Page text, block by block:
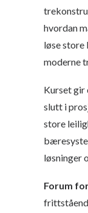
hvordan
løse
moderne
Kurset gir
slutt i
store
løsninger
Forum